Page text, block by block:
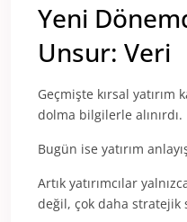
Yeni
Unsur: Veri
Geçmişte kırsal
dolma bilgilerle alınırdı.
Bugün ise yatırım
Artık yatırımcılar
değil, çok daha stratejik